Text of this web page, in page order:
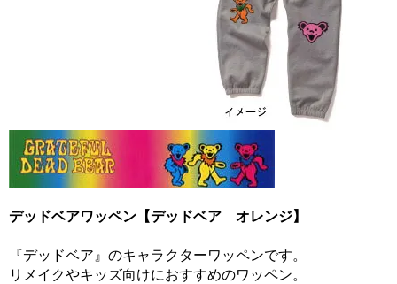
デッドベアワッペン【デッドベア オレンジ】
『デッドベア』のキャラクターワッペンです。
リメイクやキッズ向けにおすすめのワッペン。